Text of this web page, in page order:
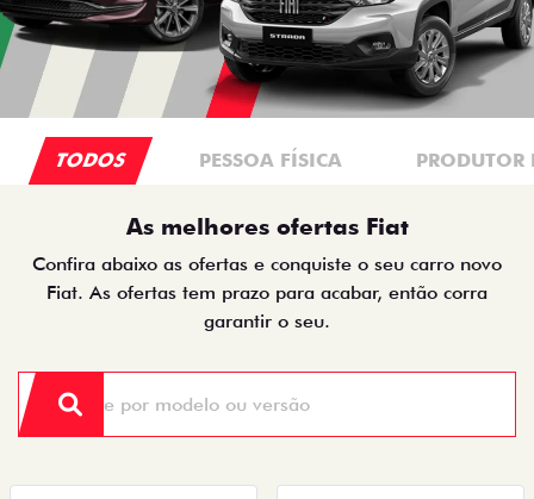
TODOS PESSOA FÍSICA PRODUTOR
As melhores ofertas Fiat
Confira abaixo as ofertas e conquiste o seu carro novo
Fiat. As ofertas tem prazo para acabar, então corra
garantir o seu.